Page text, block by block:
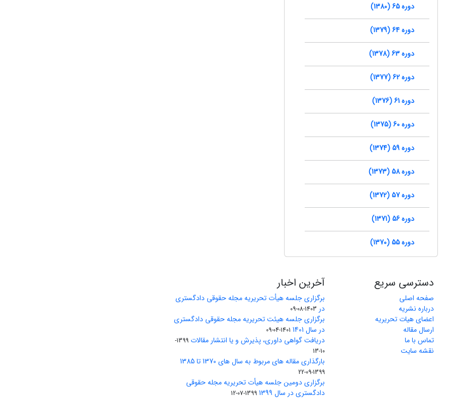
دوره 65 (1380)
دوره 64 (1379)
دوره 63 (1378)
دوره 62 (1377)
دوره 61 (1376)
دوره 60 (1375)
دوره 59 (1374)
دوره 58 (1373)
دوره 57 (1372)
دوره 56 (1371)
دوره 55 (1370)
دسترسی سریع
صفحه اصلی
درباره نشریه
اعضای هیات تحریریه
ارسال مقاله
تماس با ما
نقشه سایت
آخرین اخبار
برگزاری جلسه هیأت تحریریه مجله حقوقی دادگستری
در 1403-08-09
برگزاری جلسه هیئت تحریریه مجله حقوقی دادگستری
در سال 1401
1401-04-09
دریافت گواهی داوری، پذیرش و یا انتشار مقالات
1399-
10-13
بارگذاری مقاله های مربوط به سال های 1370 تا 1385
1399-09-22
برگزاری دومین جلسه هیأت تحریریه مجله حقوقی
دادگستری در سال 1399
1399-07-12